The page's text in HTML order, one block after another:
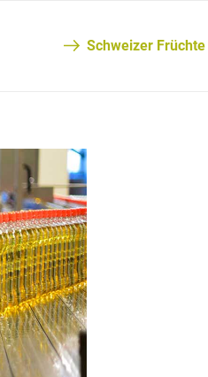
Schweizer Früchte